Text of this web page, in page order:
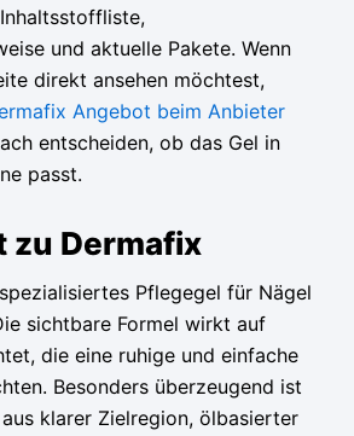
und aktuelle Pakete. Wenn
direkt ansehen möchtest,
Angebot beim Anbieter
entscheiden, ob das Gel in
passt.
zu Dermafix
Pflegegel für Nägel
sichtbare Formel wirkt auf
die eine ruhige und einfache
Besonders überzeugend ist
klarer Zielregion, ölbasierter